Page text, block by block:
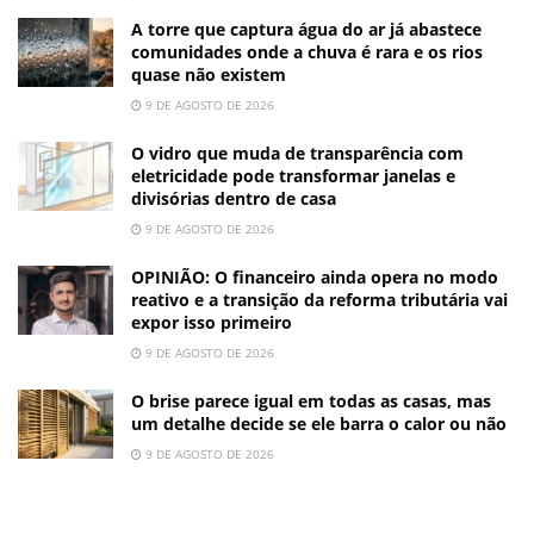
A torre que captura água do ar já abastece
comunidades onde a chuva é rara e os rios
quase não existem
9 DE AGOSTO DE 2026
O vidro que muda de transparência com
eletricidade pode transformar janelas e
divisórias dentro de casa
9 DE AGOSTO DE 2026
OPINIÃO: O financeiro ainda opera no modo
reativo e a transição da reforma tributária vai
expor isso primeiro
9 DE AGOSTO DE 2026
O brise parece igual em todas as casas, mas
um detalhe decide se ele barra o calor ou não
9 DE AGOSTO DE 2026